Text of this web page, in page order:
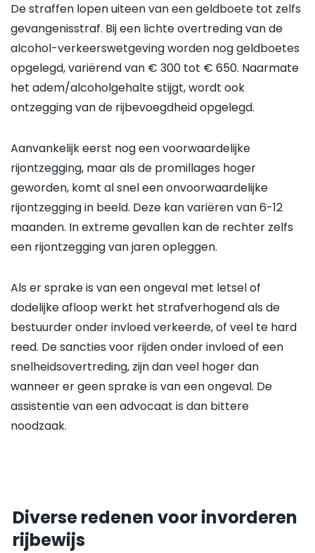
De straffen lopen uiteen van een geldboete tot zelfs
gevangenisstraf. Bij een lichte overtreding van de
alcohol-verkeerswetgeving worden nog geldboetes
opgelegd, variërend van € 300 tot € 650. Naarmate
het adem/alcoholgehalte stijgt, wordt ook
ontzegging van de rijbevoegdheid opgelegd.
Aanvankelijk eerst nog een voorwaardelijke
rijontzegging, maar als de promillages hoger
geworden, komt al snel een onvoorwaardelijke
rijontzegging in beeld. Deze kan variëren van 6-12
maanden. In extreme gevallen kan de rechter zelfs
een rijontzegging van jaren opleggen.
Als er sprake is van een ongeval met letsel of
dodelijke afloop werkt het strafverhogend als de
bestuurder onder invloed verkeerde, of veel te hard
reed. De sancties voor rijden onder invloed of een
snelheidsovertreding, zijn dan veel hoger dan
wanneer er geen sprake is van een ongeval. De
assistentie van een advocaat is dan bittere
noodzaak.
Diverse redenen voor invorderen
rijbewijs